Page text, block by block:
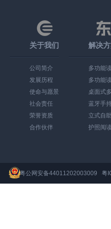
关于我们
公司简介
发展历程
使命与愿景
社会责任
荣誉资质
合作伙伴
解决
多功能
多功能
桌面式
蓝牙手
立式自
护照阅
粤公网安备44011202003009 粤